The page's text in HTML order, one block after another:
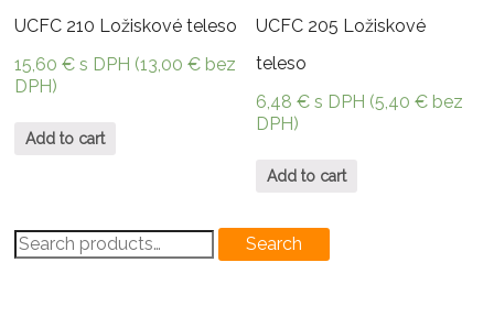
UCFC 210 Ložiskové teleso
15,60€ s DPH (13,00€ bez
DPH)
Add to cart
UCFC 205 Ložiskové
teleso
6,48€ s DPH (5,40€ bez
DPH)
Add to cart
Search
for:
Search